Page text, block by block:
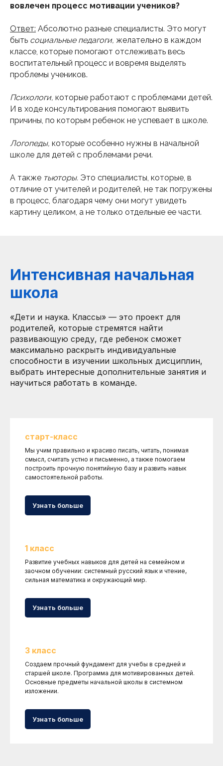
вовлечен процесс мотивации учеников?
Ответ: Абсолютно разные специалисты. Это могут
быть социальные педагоги, желательно в каждом
классе, которые помогают отслеживать весь
воспитательный процесс и вовремя выделять
проблемы учеников.
Психологи, которые работают с проблемами детей.
И в ходе консультирования помогают выявить
причины, по которым ребенок не успевает в школе.
Логопеды, которые особенно нужны в начальной
школе для детей с проблемами речи.
А также тьюторы. Это специалисты, которые, в
отличие от учителей и родителей, не так погружены
в процесс, благодаря чему они могут увидеть
картину целиком, а не только отдельные ее части.
Интенсивная начальная
школа
«Дети и наука. Классы» — это проект для
родителей, которые стремятся найти
развивающую среду, где ребенок сможет
максимально раскрыть индивидуальные
способности в изучении школьных дисциплин,
выбрать интересные дополнительные занятия и
научиться работать в команде.
старт-класс
Мы учим правильно и красиво писать, читать, понимая
смысл, считать устно и письменно, а также помогаем
построить прочную понятийную базу и развить навык
самостоятельной работы.
Узнать больше
1 класс
Развитие учебных навыков для детей на семейном и
заочном обучении: системный русский язык и чтение,
сильная математика и окружающий мир.
Узнать больше
3 класс
Создаем прочный фундамент для учебы в средней и
старшей школе. Программа для мотивированных детей.
Основные предметы начальной школы в системном
изложении.
Узнать больше